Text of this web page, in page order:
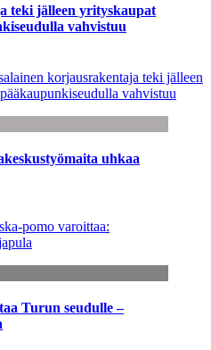
teki jälleen yrityskaupat
vahvistuu
korjausrakentaja teki jälleen
vahvistuu
uhkaa
pomo varoittaa:
Turun seudulle –